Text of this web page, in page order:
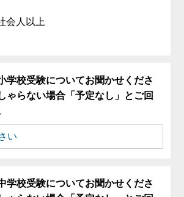
会人以上
学校受験についてお聞かせくださ
ゃらない場合「予定なし」とご回
学校受験についてお聞かせくださ